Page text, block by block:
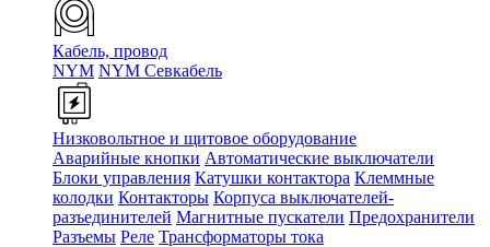
Кабель, провод
NYM NYM Севкабель
Низковольтное и щитовое оборудование
Аварийные кнопки Автоматические выключатели
Блоки управления Катушки контактора Клеммные
колодки Контакторы Корпуса выключателей-
разъединителей Магнитные пускатели Предохранители
Разъемы Реле Трансформаторы тока